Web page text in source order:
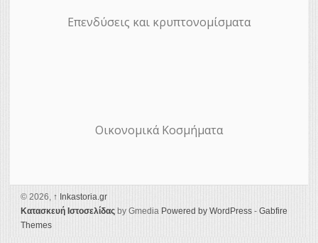
Επενδύσεις και κρυπτονομίσματα
Οικονομικά Κοσμήματα
© 2026, ↑ Ιnkastoria.gr
Κατασκευή Ιστοσελίδας by Gmedia Powered by WordPress - Gabfire
Themes